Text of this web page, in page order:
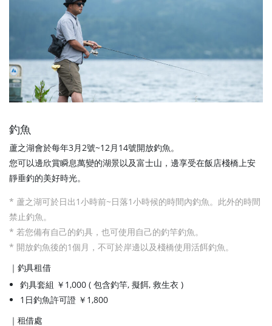
釣魚
蘆之湖會於每年3月2號~12月14號開放釣魚。
您可以邊欣賞瞬息萬變的湖景以及富士山，邊享受在飯店棧橋上安
靜垂釣的美好時光。
* 蘆之湖可於日出1小時前~日落1小時候的時間內釣魚。此外的時間
禁止釣魚。
* 若您備有自己的釣具，也可使用自己的釣竿釣魚。
* 開放釣魚後的1個月，不可於岸邊以及棧橋使用活餌釣魚。
｜釣具租借
釣具套組 ￥1,000 ( 包含釣竿, 擬餌, 救生衣 )
1日釣魚許可證 ￥1,800
｜租借處